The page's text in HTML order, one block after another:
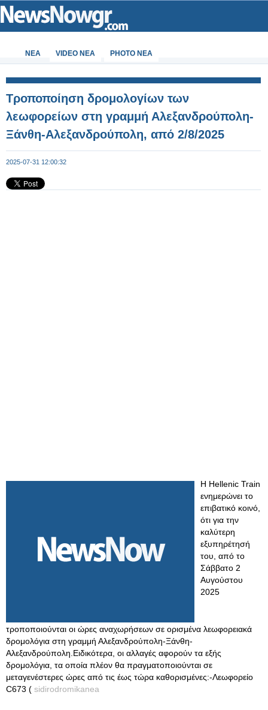
ΝΕΑ VIDEO NEA PHOTO NEA
Τροποποίηση δρομολογίων των
λεωφορείων στη γραμμή Αλεξανδρούπολη-
Ξάνθη-Αλεξανδρούπολη, από 2/8/2025
2025-07-31 12:00:32
Η Hellenic Train
ενημερώνει το
επιβατικό κοινό,
ότι για την
καλύτερη
εξυπηρέτησή
του, από το
Σάββατο 2
Αυγούστου
2025
τροποποιούνται οι ώρες αναχωρήσεων σε ορισμένα λεωφορειακά
δρομολόγια στη γραμμή Αλεξανδρούπολη-Ξάνθη-
Αλεξανδρούπολη.Ειδικότερα, οι αλλαγές αφορούν τα εξής
δρομολόγια, τα οποία πλέον θα πραγματοποιούνται σε
μεταγενέστερες ώρες από τις έως τώρα καθορισμένες:-Λεωφορείο
C673 ( sidirodromikanea